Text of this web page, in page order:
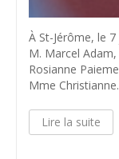
À St-Jérôme, le
M. Marcel
Rosianne
Mme
Lire la suite